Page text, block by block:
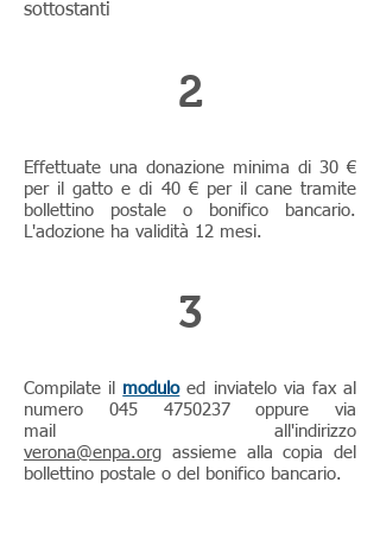
sottostanti
2
Effettuate una donazione minima di 30 €
per il gatto e di 40 € per il cane tramite
bollettino postale o bonifico bancario.
L'adozione ha validità 12 mesi.
3
Compilate il moduloed inviatelo via fax al
numero 045 4750237oppure via
mail all'indirizzo
verona@enpa.org assieme alla copia del
bollettino postale o del bonifico bancario.